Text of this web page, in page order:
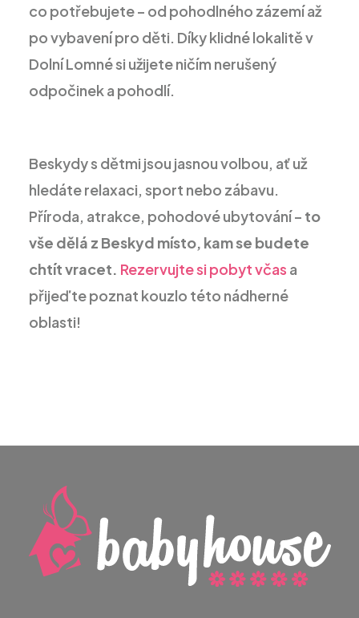
co potřebujete – od pohodlného zázemí až
po vybavení pro děti. Díky klidné lokalitě v
Dolní Lomné si užijete ničím nerušený
odpočinek a pohodlí.
Beskydy s dětmi jsou jasnou volbou, ať už
hledáte relaxaci, sport nebo zábavu.
Příroda, atrakce, pohodové ubytování – to
vše dělá z Beskyd místo, kam se budete
chtít vracet. Rezervujte si pobyt včas a
přijeďte poznat kouzlo této nádherné
oblasti!